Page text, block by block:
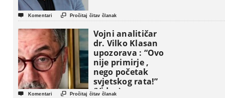
 Komentari  Pročitaj čitav članak
Vojni analitičar
dr. Vilko Klasan
upozorava : “Ovo
nije primirje ,
nego početak
svjetskog rata!”
(Video)
 Komentari  Pročitaj čitav članak